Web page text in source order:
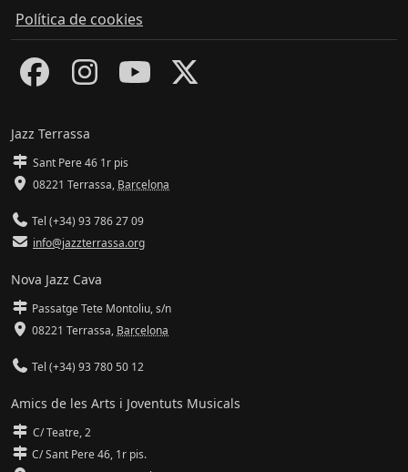
Política de cookies
Jazz Terrassa
Sant Pere 46 1r pis
08221 Terrassa, Barcelona
Tel (+34) 93 786 27 09
info@jazzterrassa.org
Nova Jazz Cava
Passatge Tete Montoliu, s/n
08221 Terrassa, Barcelona
Tel (+34) 93 780 50 12
Amics de les Arts i Joventuts Musicals
C/ Teatre, 2
C/ Sant Pere 46, 1r pis.